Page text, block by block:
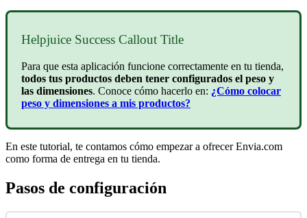
Helpjuice Success Callout Title
Para que esta aplicación funcione correctamente en tu tienda,
todos tus productos deben tener configurados el peso y
las dimensiones. Conoce cómo hacerlo en: ¿Cómo colocar
peso y dimensiones a mis productos?
En este tutorial, te contamos cómo empezar a ofrecer Envia.com
como forma de entrega en tu tienda.
Pasos de configuración